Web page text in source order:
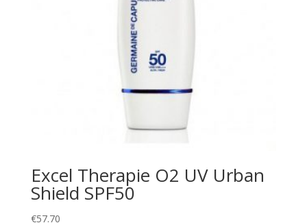
Excel Therapie O2 UV Urban
Shield SPF50
€57.70